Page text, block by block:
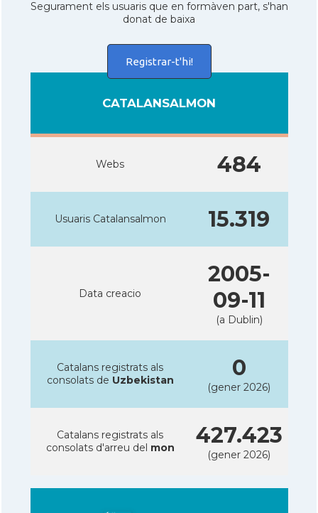
Segurament els usuaris que en formàven part, s'han
donat de baixa
Registrar-t'hi!
CATALANSALMON
Webs 484
Usuaris Catalansalmon 15.319
Data creacio
2005-
09-11
(a Dublin)
Catalans registrats als
consolats de Uzbekistan 0
(gener 2026)
Catalans registrats als
consolats d'arreu del mon 427.423
(gener 2026)